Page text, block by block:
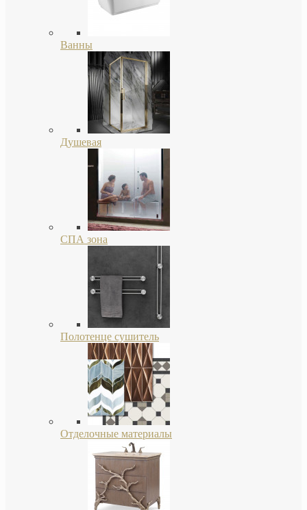
Ванны
Душевая
СПА зона
Полотенце сушитель
Отделочные материалы